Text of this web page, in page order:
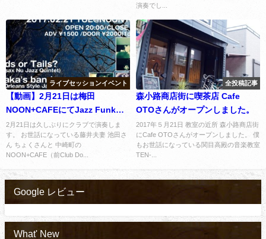
演奏でし...
ライブセッションイベント
【動画】2月21日は梅田
NOON+CAFEにてJazz Funkを
演奏します。
2月21日は久しぶりにクラブで演奏しま
す。 お世話になっている藤井夫妻 池田さ
ん ちょくさんと 中崎町の
NOON+CAFE（前Club Do...
全投稿記事
森小路商店街に喫茶店 Cafe
OTOさんがオープンしました。
2017年５月21日 教室の近所 森小路商店街
にCafe OTOさんがオープンしました。 僕
もお世話になっている関目高殿の音楽教室
TEN-...
Google レビュー
What' New